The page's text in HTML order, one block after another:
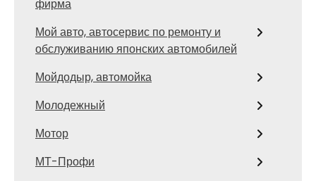
фирма
Мой авто, автосервис по ремонту и
обслуживанию японских автомобилей
Мойдодыр, автомойка
Молодежный
Мотор
МТ-Профи